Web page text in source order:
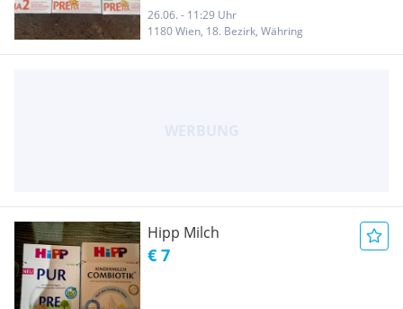
26.06. - 11:29 Uhr
1180 Wien, 18. Bezirk, Währing
Hipp Milch
€ 7